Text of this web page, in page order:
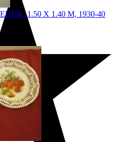
1.50 X 1.40 M, 1930-40